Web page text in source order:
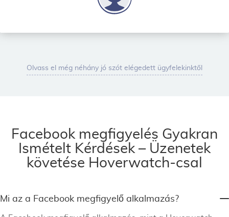
Olvass el még néhány jó szót elégedett ügyfelekinktől
Facebook megfigyelés Gyakran
Ismételt Kérdések – Üzenetek
követése Hoverwatch-csal
Mi az a Facebook megfigyelő alkalmazás?